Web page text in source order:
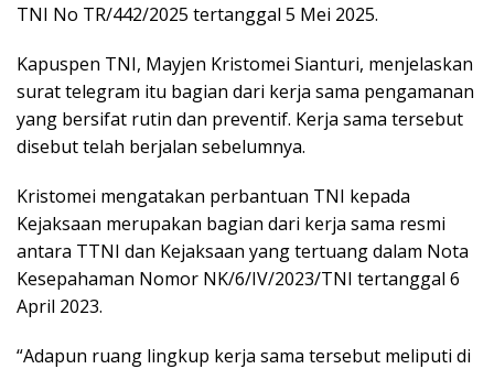
TNI No TR/442/2025 tertanggal 5 Mei 2025.
Kapuspen TNI, Mayjen Kristomei Sianturi, menjelaskan
surat telegram itu bagian dari kerja sama pengamanan
yang bersifat rutin dan preventif. Kerja sama tersebut
disebut telah berjalan sebelumnya.
Kristomei mengatakan perbantuan TNI kepada
Kejaksaan merupakan bagian dari kerja sama resmi
antara TTNI dan Kejaksaan yang tertuang dalam Nota
Kesepahaman Nomor NK/6/IV/2023/TNI tertanggal 6
April 2023.
“Adapun ruang lingkup kerja sama tersebut meliputi di